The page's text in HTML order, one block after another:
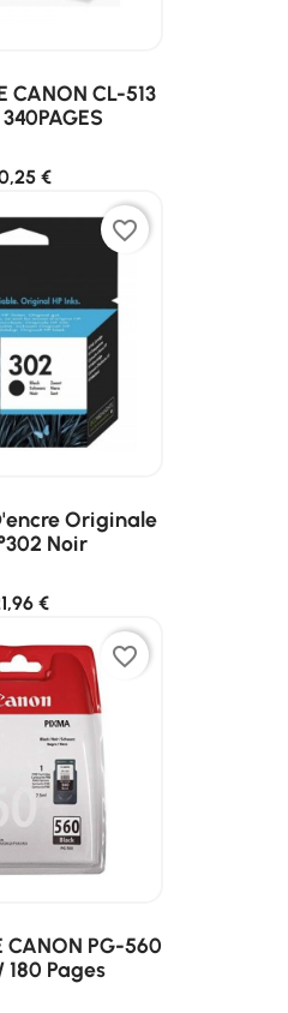
CANON CL-513
€
favorite_border
Originale
Noir
€
favorite_border
CANON PG-560
180 Pages